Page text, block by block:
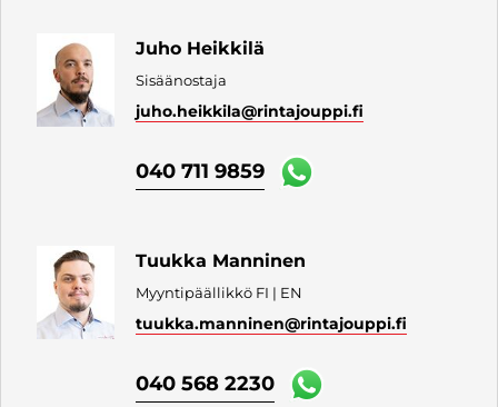
Juho Heikkilä
Sisäänostaja
juho.heikkila@rintajouppi.fi
040 711 9859
Tuukka Manninen
Myyntipäällikkö FI | EN
tuukka.manninen@rintajouppi.fi
040 568 2230